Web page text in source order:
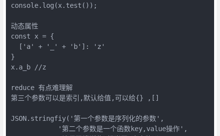
console.log(x.test());
动态属性
const x = {
  ['a' + '_' + 'b']: 'z'
}
x.a_b //z
reduce 有点难理解
第三个参数可以是索引,默认给值,可以给{} ,[]
JSON.stringfiy('第一个参数是序列化的参数',
            '第二个参数是一个函数key,value操作',